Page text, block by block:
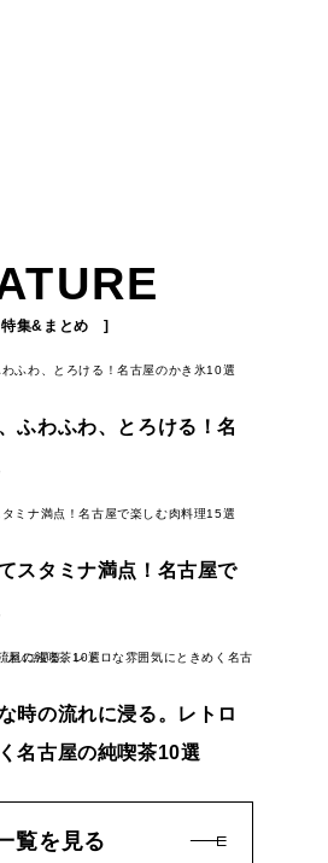
集&まとめ ]
ふわふわ、とろける！名
スタミナ満点！名古屋で
時の流れに浸る。レトロ
名古屋の純喫茶10選
覧を見る